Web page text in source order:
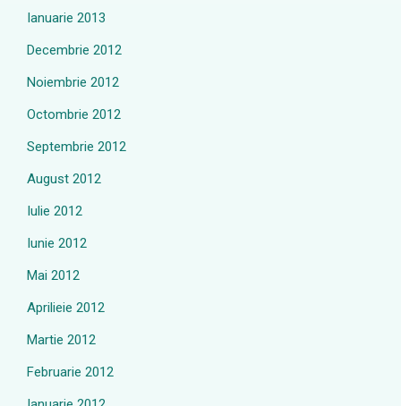
Ianuarie 2013
Decembrie 2012
Noiembrie 2012
Octombrie 2012
Septembrie 2012
August 2012
Iulie 2012
Iunie 2012
Mai 2012
Aprilieie 2012
Martie 2012
Februarie 2012